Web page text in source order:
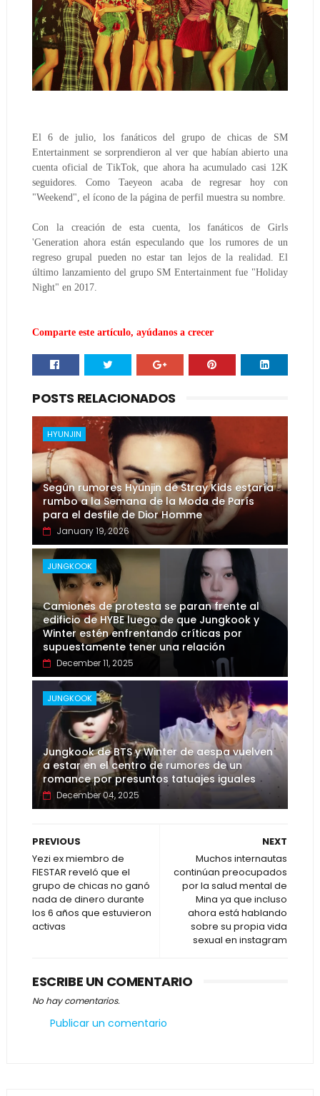
El 6 de julio, los fanáticos del grupo de chicas de SM
Entertainment se sorprendieron al ver que habían abierto una
cuenta oficial de TikTok, que ahora ha acumulado casi 12K
seguidores.
Como Taeyeon acaba de regresar hoy con
"Weekend", el ícono de la página de perfil muestra su nombre.
Con la creación de esta cuenta, los fanáticos de Girls
'Generation ahora están especulando que los rumores de un
regreso grupal pueden no estar tan lejos de la realidad.
El
último lanzamiento del grupo SM Entertainment fue "Holiday
Night" en 2017.
Comparte este artículo, ayúdanos a crecer
POSTS RELACIONADOS
HYUNJIN
Según rumores Hyunjin de Stray Kids estaría
rumbo a la Semana de la Moda de París
para el desfile de Dior Homme
January 19, 2026
JUNGKOOK
Camiones de protesta se paran frente al
edificio de HYBE luego de que Jungkook y
Winter estén enfrentando críticas por
supuestamente tener una relación
December 11, 2025
JUNGKOOK
Jungkook de BTS y Winter de aespa vuelven
a estar en el centro de rumores de un
romance por presuntos tatuajes iguales
December 04, 2025
NEXT
Muchos internautas
continúan preocupados
por la salud mental de
Mina ya que incluso
ahora está hablando
sobre su propia vida
sexual en instagram
PREVIOUS
Yezi ex miembro de
FIESTAR reveló que el
grupo de chicas no ganó
nada de dinero durante
los 6 años que estuvieron
activas
ESCRIBE UN COMENTARIO
No hay comentarios.
Publicar un comentario